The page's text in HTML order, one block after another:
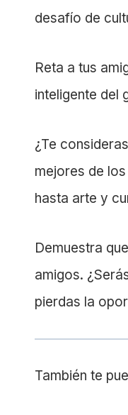
desafío de
Reta a tus
inteligente del
¿Te
mejores de
hasta arte y
Demuestra
amigos.
pierdas la
También te